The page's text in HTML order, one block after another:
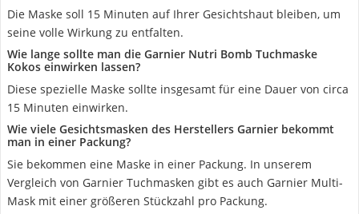
Die Maske soll 15 Minuten auf Ihrer Gesichtshaut bleiben, um
seine volle Wirkung zu entfalten.
Wie lange sollte man die Garnier Nutri Bomb Tuchmaske
Kokos einwirken lassen?
Diese spezielle Maske sollte insgesamt für eine Dauer von circa
15 Minuten einwirken.
Wie viele Gesichtsmasken des Herstellers Garnier bekommt
man in einer Packung?
Sie bekommen eine Maske in einer Packung. In unserem
Vergleich von Garnier Tuchmasken gibt es auch Garnier Multi-
Mask mit einer größeren Stückzahl pro Packung.